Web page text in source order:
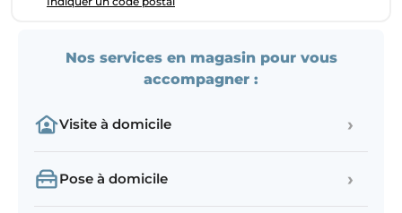
Nos services en magasin pour vous
accompagner :
Visite à domicile ›
Pose à domicile ›